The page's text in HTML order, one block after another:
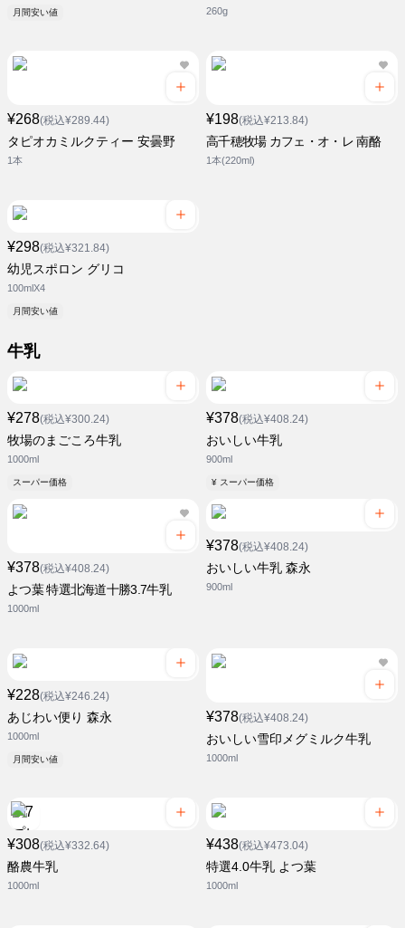
月間安い値 260g
¥268(税込¥289.44)
タピオカミルクティー 安曇野
1本
¥198(税込¥213.84)
高千穂牧場 カフェ・オ・レ 南酪
1本(220ml)
¥298(税込¥321.84)
幼児スポロン グリコ
100mlX4
月間安い値
牛乳
¥278(税込¥300.24)
牧場のまごころ牛乳
1000ml
スーパー価格
¥378(税込¥408.24)
おいしい牛乳
900ml
¥ スーパー価格
¥378(税込¥408.24)
よつ葉 特選北海道十勝3.7牛乳
1000ml
¥378(税込¥408.24)
おいしい牛乳 森永
900ml
¥228(税込¥246.24)
あじわい便り 森永
1000ml
月間安い値
¥378(税込¥408.24)
おいしい雪印メグミルク牛乳
1000ml
¥308(税込¥332.64)
酪農牛乳
1000ml
¥438(税込¥473.04)
特選4.0牛乳 よつ葉
1000ml